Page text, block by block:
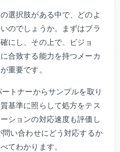
選択肢がある中で、どのよ
のでしょうか。まずはブラ
にし、その上で、ビジョ
合致する能力を持つメーカ
重要です。
トナーからサンプルを取り
基準に照らして処方をテス
ションの対応速度も評価し
い合わせにどう対応するか
てわかります。